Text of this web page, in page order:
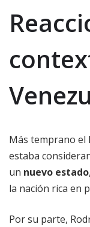
Más temprano el
estaba
un nuevo estado
la nación rica en
Por su parte,